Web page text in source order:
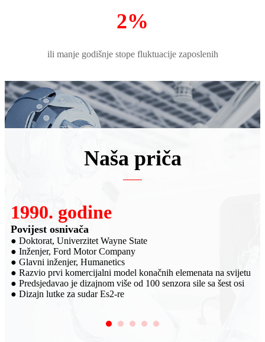
2%
ili manje godišnje stope fluktuacije zaposlenih
Naša priča
2007. godine
Osnivač SRI-a
● Istraživanje i razvoj
● Saradnja sa HUMANETICS-om. Višeosni senzori sile lutke za
sudar koju proizvodi SRI prodaju se širom svijeta
● Sarađivao je sa automobilskim kompanijama kao što su GM,
SAIC i Volkswagen sa brendom SRI